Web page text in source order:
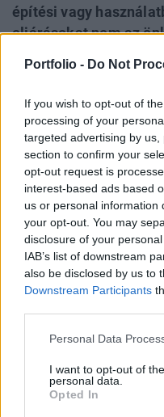
Portfolio - Do Not
If you wish to opt-out of
processing of your
targeted advertising by
section to confirm your
opt-out request is
interest-based ads based
us or personal information
your opt-out. You may
disclosure of your
IAB’s list of downstream
also be disclosed by us to
Downstream Participants
Personal Data
I want to opt-out of
personal data.
Opted In
építési vagy
eljárásokat nem az
jogorvoslati eljárások
építésügyi és az
nem lesz lehetőség
helyette
indítani - írja a vg.hu.
Az elfogadott törvény
elsőfokú építésügyi
általános elsőfokú
nevükben eljáró
megyei vagy a fővárosi
hatóságként működnek.
jegyzők építésügyi
KEDVES
A keresett cikk a